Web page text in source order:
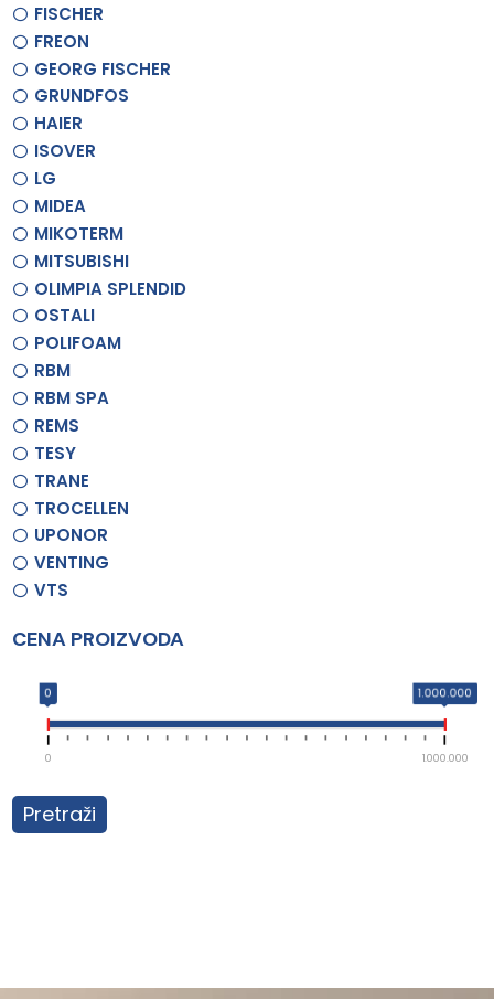
FISCHER
FREON
GEORG FISCHER
GRUNDFOS
HAIER
ISOVER
LG
MIDEA
MIKOTERM
MITSUBISHI
OLIMPIA SPLENDID
OSTALI
POLIFOAM
RBM
RBM SPA
REMS
TESY
TRANE
TROCELLEN
UPONOR
VENTING
VTS
CENA PROIZVODA
0 1.000.000
0 1.000.000
Pretraži